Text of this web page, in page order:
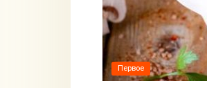
Первое